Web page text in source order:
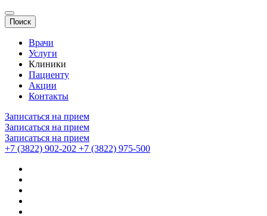
Поиск
Врачи
Услуги
Клиники
Пациенту
Акции
Контакты
Записаться на прием
Записаться на прием
Записаться на прием
+7 (3822) 902-202 +7 (3822) 975-500